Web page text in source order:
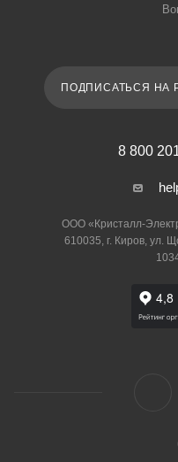
ПОДПИСАТЬСЯ НА
8 800
ООО «Кристалл-
610035, г. Киров, ул.